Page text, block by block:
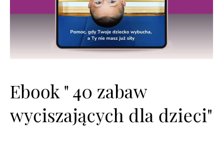
Ebook " 40 zabaw
wyciszających dla dzieci"